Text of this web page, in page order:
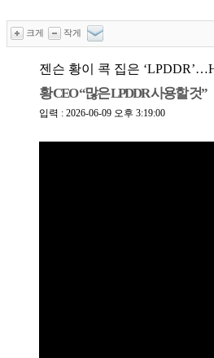
크게 작게
젠슨 황이 콕 집은
황 CEO “많은 LPDDR 사용할 것”
입력 : 2026-06-09 오후 3:19:00